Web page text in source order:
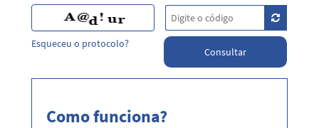
Esqueceu o protocolo?
Consultar
Como funciona?